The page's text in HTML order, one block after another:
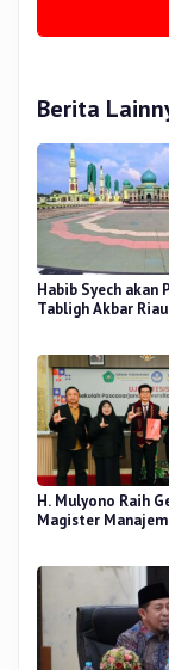
Berita
Habib Syech akan
Tabligh Akbar Riau
H. Mulyono Raih
Magister